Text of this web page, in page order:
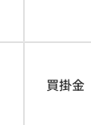
買掛金